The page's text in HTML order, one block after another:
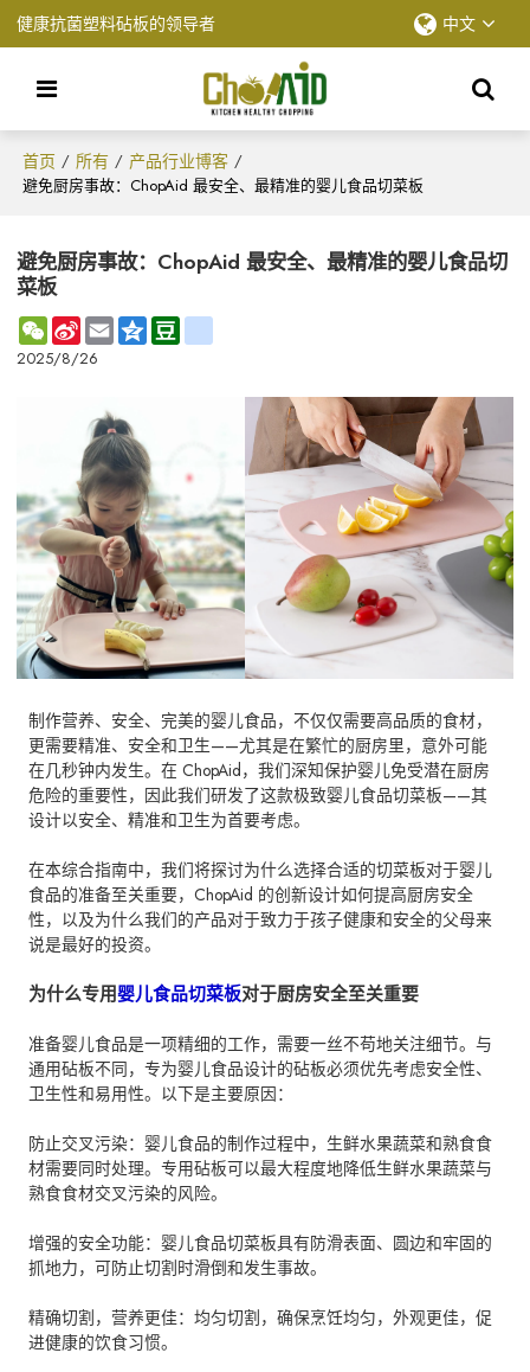
健康抗菌塑料砧板的领导者 中文
首页 / 所有 / 产品行业博客 /
避免厨房事故：ChopAid 最安全、最精准的婴儿食品切菜板
避免厨房事故：ChopAid 最安全、最精准的婴儿食品切
菜板
WeChat
Sina
Weibo
Email Qzone
2025/8/26
制作营养、安全、完美的婴儿食品，不仅仅需要高品质的食材，
更需要精准、安全和卫生——尤其是在繁忙的厨房里，意外可能
在几秒钟内发生。在 ChopAid，我们深知保护婴儿免受潜在厨房
危险的重要性，因此我们研发了这款极致婴儿食品切菜板——其
设计以安全、精准和卫生为首要考虑。
在本综合指南中，我们将探讨为什么选择合适的切菜板对于婴儿
食品的准备至关重要，ChopAid 的创新设计如何提高厨房安全
性，以及为什么我们的产品对于致力于孩子健康和安全的父母来
说是最好的投资。
为什么专用婴儿食品切菜板对于厨房安全至关重要
准备婴儿食品是一项精细的工作，需要一丝不苟地关注细节。与
通用砧板不同，专为婴儿食品设计的砧板必须优先考虑安全性、
卫生性和易用性。以下是主要原因：
防止交叉污染：婴儿食品的制作过程中，生鲜水果蔬菜和熟食食
材需要同时处理。专用砧板可以最大程度地降低生鲜水果蔬菜与
熟食食材交叉污染的风险。
增强的安全功能：婴儿食品切菜板具有防滑表面、圆边和牢固的
抓地力，可防止切割时滑倒和发生事故。
精确切割，营养更佳：均匀切割，确保烹饪均匀，外观更佳，促
进健康的饮食习惯。